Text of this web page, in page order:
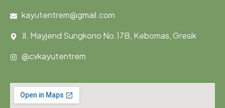
kayutentrem@gmail.com
Jl. Mayjend Sungkono No.17B, Kebomas, Gresik
@cvkayutentrem